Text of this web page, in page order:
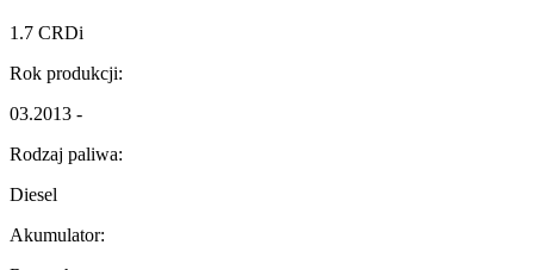
1.7 CRDi
Rok produkcji:
03.2013 -
Rodzaj paliwa:
Diesel
Akumulator: